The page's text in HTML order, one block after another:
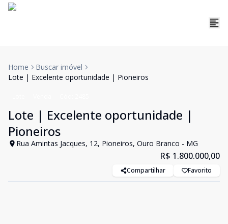
Home
Buscar imóvel
Lote | Excelente oportunidade | Pioneiros
Lote | Excelente oportunidade |
Pioneiros
Rua Amintas Jacques, 12, Pioneiros, Ouro Branco - MG
R$ 1.800.000,00
Compartilhar Favorito